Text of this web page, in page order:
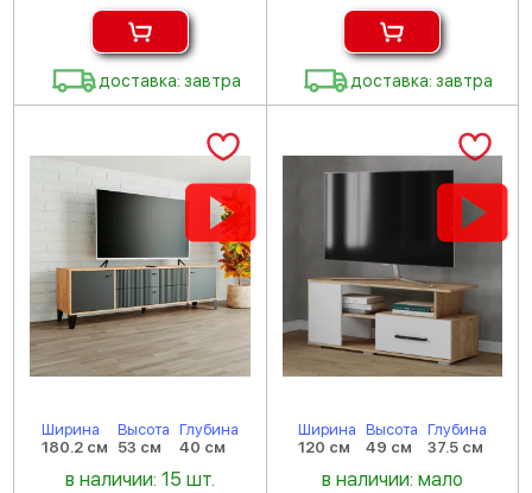
доставка: завтра доставка: завтра
Ширина
180.2 см
Высота
53 см
Глубина
40 см
в наличии: 15 шт.
Ширина
120 см
Высота
49 см
Глубина
37.5 см
в наличии: мало